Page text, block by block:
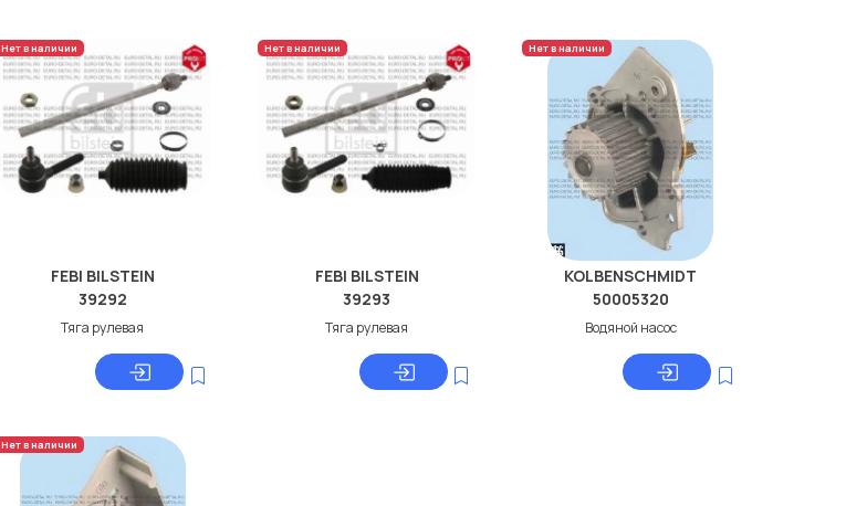
Нет в наличии
FEBI BILSTEIN
39292
Тяга рулевая
Нет в наличии
FEBI BILSTEIN
39293
Тяга рулевая
Нет в наличии
KOLBENSCHMIDT
50005320
Водяной насос
Нет в наличии